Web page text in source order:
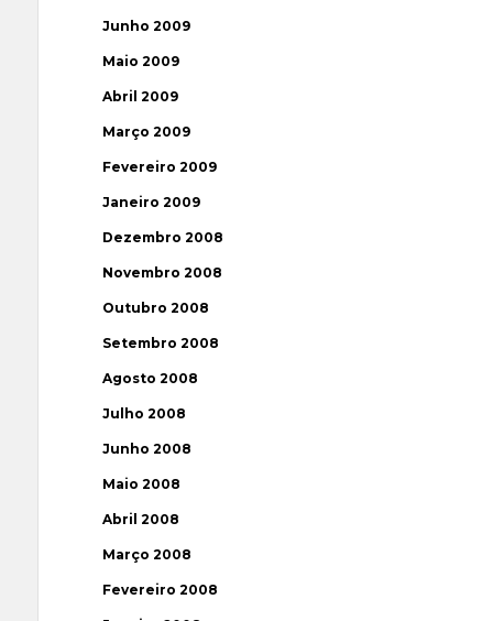
Junho 2009
Maio 2009
Abril 2009
Março 2009
Fevereiro 2009
Janeiro 2009
Dezembro 2008
Novembro 2008
Outubro 2008
Setembro 2008
Agosto 2008
Julho 2008
Junho 2008
Maio 2008
Abril 2008
Março 2008
Fevereiro 2008